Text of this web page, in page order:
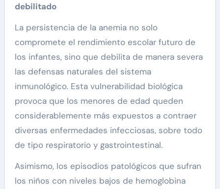
debilitado
La persistencia de la anemia no solo
compromete el rendimiento escolar futuro de
los infantes, sino que debilita de manera severa
las defensas naturales del sistema
inmunológico. Esta vulnerabilidad biológica
provoca que los menores de edad queden
considerablemente más expuestos a contraer
diversas enfermedades infecciosas, sobre todo
de tipo respiratorio y gastrointestinal.
Asimismo, los episodios patológicos que sufran
los niños con niveles bajos de hemoglobina